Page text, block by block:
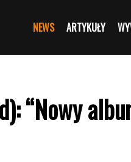
NEWS ARTYKUŁY
“Nowy